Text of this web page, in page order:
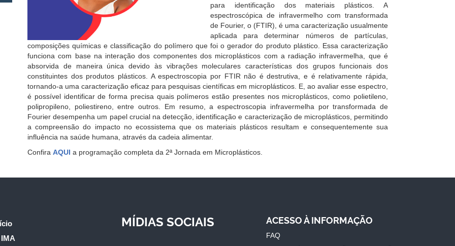
para identificação dos materiais plásticos. A
espectroscópica de infravermelho com transformada
de Fourier, o (FTIR), é uma caracterização usualmente
aplicada para determinar números de partículas,
composições químicas e classificação do polímero que foi o gerador do produto plástico. Essa caracterização
funciona com base na interação dos componentes dos microplásticos com a radiação infravermelha, que é
absorvida de maneira única devido às vibrações moleculares características dos grupos funcionais dos
constituintes dos produtos plásticos. A espectroscopia por FTIR não é destrutiva, e é relativamente rápida,
tornando-a uma caracterização eficaz para pesquisas científicas em microplásticos. E, ao avaliar esse espectro,
é possível identificar de forma precisa quais polímeros estão presentes nos microplásticos, como polietileno,
polipropileno, poliestireno, entre outros. Em resumo, a espectroscopia infravermelha por transformada de
Fourier desempenha um papel crucial na detecção, identificação e caracterização de microplásticos, permitindo
a compreensão do impacto no ecossistema que os materiais plásticos resultam e consequentemente sua
influência na saúde humana, através da cadeia alimentar.
Confira AQUI a programação completa da 2ª Jornada em Microplásticos.
MÍDIAS SOCIAIS ACESSO À INFORMAÇÃO
FAQ